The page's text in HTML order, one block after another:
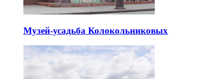
Музей-усадьба Колокольниковых